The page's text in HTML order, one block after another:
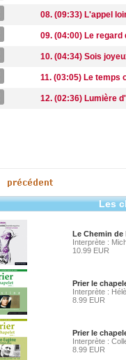
08. (09:33) L'appel
09. (04:00) Le regard
10. (04:34) Sois
11. (03:05) Le temps
12. (02:36) Lumière
Les
Le Chemin de
Interprète :
10.99 EUR
Prier le
Interprète :
8.99 EUR
Prier le
Interprète :
8.99 EUR